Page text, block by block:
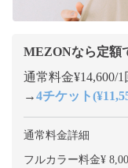
MEZONなら定額
通常料金¥14,600/1
→4チケット
通常料金詳細
フルカラー料金¥